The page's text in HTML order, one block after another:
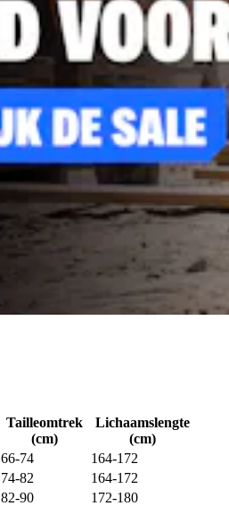
Tailleomtrek
(cm)
Lichaamslengte
(cm)
66-74
164-172
74-82
164-172
82-90
172-180